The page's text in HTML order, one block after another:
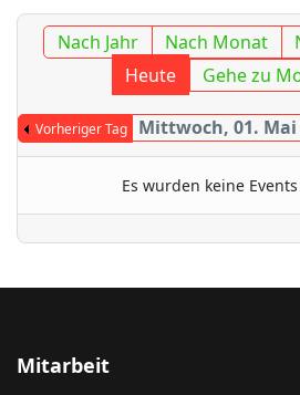
Nach Jahr Nach Monat
Heute
Gehe zu
Vorheriger Tag Mittwoch, 01. Mai
Es wurden keine
Mitarbeit
anzeigen